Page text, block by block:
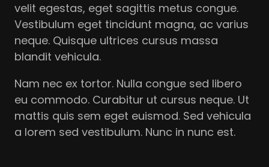
velit egestas, eget sagittis metus congue.
Vestibulum eget tincidunt magna, ac varius
neque. Quisque ultrices cursus massa
blandit vehicula.
Nam nec ex tortor. Nulla congue sed libero
eu commodo. Curabitur ut cursus neque. Ut
mattis quis sem eget euismod. Sed vehicula
a lorem sed vestibulum. Nunc in nunc est.